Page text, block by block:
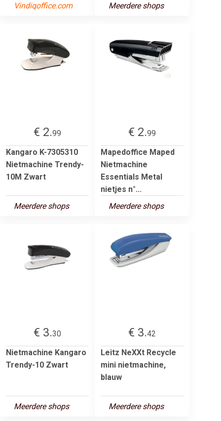
Vindiqoffice.com
Meerdere shops
€ 2.99
Kangaro K-7305310
Nietmachine Trendy-
10M Zwart
Meerdere shops
€ 2.99
Mapedoffice Maped
Nietmachine
Essentials Metal
nietjes n°...
Meerdere shops
€ 3.30
Nietmachine Kangaro
Trendy-10 Zwart
Meerdere shops
€ 3.42
Leitz NeXXt Recycle
mini nietmachine,
blauw
Meerdere shops